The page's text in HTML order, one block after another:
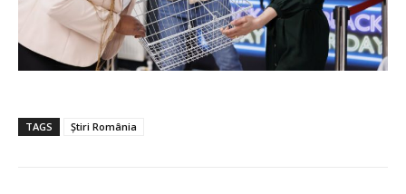
TAGS Știri România